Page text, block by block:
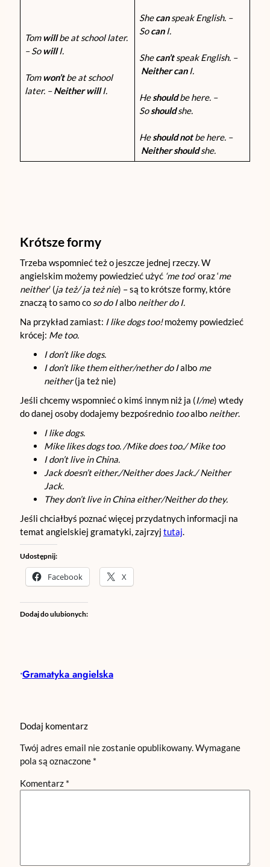
Tom willbe at school later.
– So willI.
Tom won’tbe at school
later. –Neither willI.
Shecanspeak English. –
SocanI.
Shecan’tspeak English. –
Neither canI.
Heshouldbe here. –
Soshouldshe.
Heshould notbe here. –
Neither shouldshe.
Krótsze formy
Trzeba wspomnieć też o jeszcze jednej rzeczy. W
angielskim możemy powiedzieć użyć ‘me too‘ oraz ‘me
neither’ (ja też/ ja też nie) – są to krótsze formy, które
znaczą to samo co so do Ialbo neither do I.
Na przykład zamiast: I like dogs too!możemy powiedzieć
krócej: Me too.
I don’t like dogs.
I don’t like them either/nether do Ialbo me
neither(ja też nie)
Jeśli chcemy wspomnieć o kimś innym niż ja (I/me) wtedy
do danej osoby dodajemy bezpośrednio tooalbo neither.
I like dogs.
Mike likes dogs too. /Mike does too./ Mike too
I don’t live in China.
Jack doesn’t either./Neither does Jack./ Neither
Jack.
They don’t live in China either/Neither do they.
Jeśli chciałbyś poznać więcej przydatnych informacji na
temat angielskiej gramatyki, zajrzyj tutaj.
Udostępnij:
Facebook X
Dodaj do ulubionych:
•Gramatyka angielska
Dodaj komentarz
Twój adres email nie zostanie opublikowany.Wymagane
pola są oznaczone *
Komentarz *